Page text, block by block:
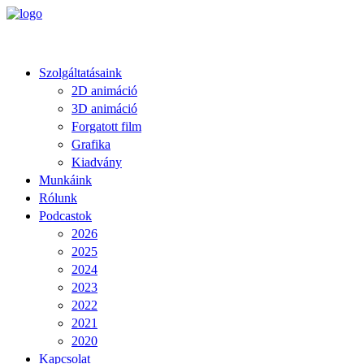
Szolgáltatásaink
2D animáció
3D animáció
Forgatott film
Grafika
Kiadvány
Munkáink
Rólunk
Podcastok
2026
2025
2024
2023
2022
2021
2020
Kapcsolat